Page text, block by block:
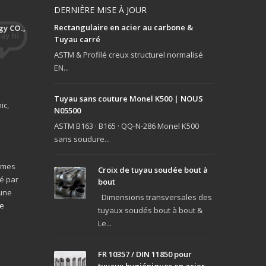
CO.,
par
DERNIÈRE MISE À JOUR
Rectangulaire en acier au carbone &
Tuyau carré
ASTM & Profilé creux structurel normalisé
EN...
Tuyau sans couture Monel K500 | NOUS
N05500
ASTM B163 · B165 · QQ-N-286 Monel K500
sans soudure...
Croix de tuyau soudée bout à
bout
Dimensions transversales des
tuyaux soudés bout à bout &
Le...
FR 10357 / DIN 11850 pour